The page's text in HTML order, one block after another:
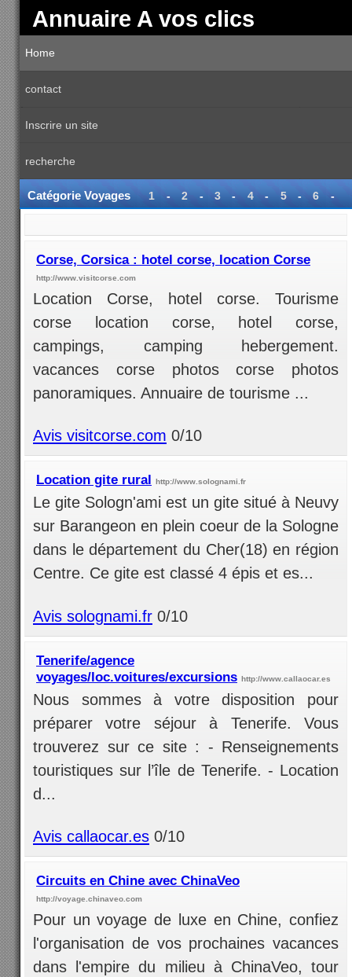
Annuaire A vos clics
Home
contact
Inscrire un site
recherche
Catégorie Voyages 1 - 2 - 3 - 4 - 5 - 6
-
7
- 8 - 9 - 10 - 11 - 12 - 13 - 14
-
Corse, Corsica : hotel corse, location Corse
http://www.visitcorse.com
Location Corse, hotel corse. Tourisme
corse location corse, hotel corse,
campings, camping hebergement.
vacances corse photos corse photos
panoramiques. Annuaire de tourisme ...
Avis visitcorse.com 0/10
Location gite rural http://www.solognami.fr
Le gite Sologn'ami est un gite situé à Neuvy
sur Barangeon en plein coeur de la Sologne
dans le département du Cher(18) en région
Centre. Ce gite est classé 4 épis et es...
Avis solognami.fr 0/10
Tenerife/agence
voyages/loc.voitures/excursions http://www.callaocar.es
Nous sommes à votre disposition pour
préparer votre séjour à Tenerife. Vous
trouverez sur ce site : - Renseignements
touristiques sur l’île de Tenerife. - Location
d...
Avis callaocar.es 0/10
Circuits en Chine avec ChinaVeo
http://voyage.chinaveo.com
Pour un voyage de luxe en Chine, confiez
l'organisation de vos prochaines vacances
dans l'empire du milieu à ChinaVeo, tour